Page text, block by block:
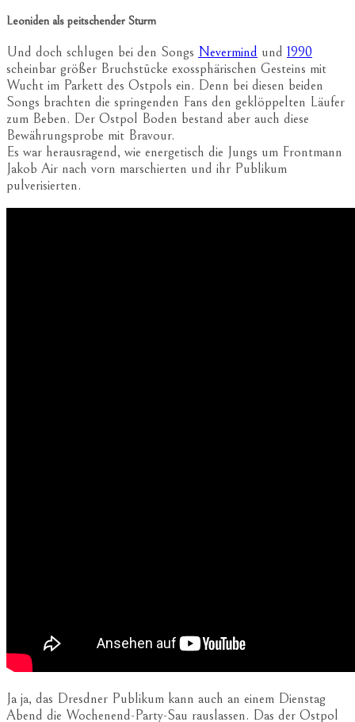
Leoniden als peitschender Sturm
Und doch schlugen bei den Songs Nevermind und 1990
scheinbar größer Bruchstücke exossphärischen Gesteins mit
Wucht im Parkett des Ostpols ein. Denn bei diesen beiden
Songs brachten die springenden Fans den geklöppelten Läufer
zum Beben. Der Ostpol Boden bestand aber auch diese
Bewährungsprobe mit Bravour.
Es war herausragend, wie energetisch die Jungs um Frontmann
Jakob Air nach vorn marschierten und ihr Publikum
pulverisierten.
Ja ja, das Dresdner Publikum kann auch an einem Dienstag
Abend die Wochenend-Party-Sau rauslassen. Das der Ostpol